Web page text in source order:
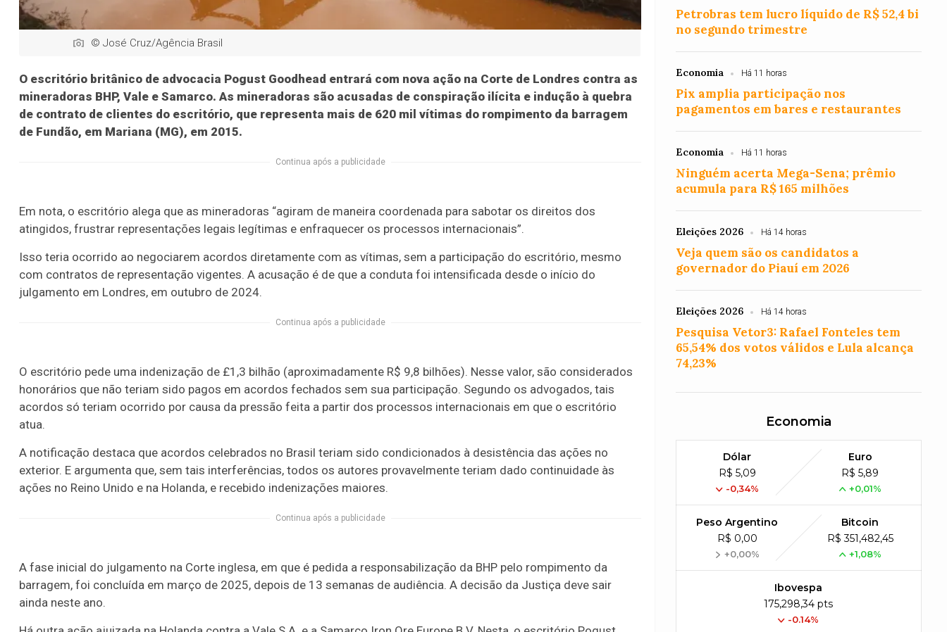
© José Cruz/Agência Brasil
O escritório britânico de advocacia Pogust Goodhead entrará com nova ação na Corte de Londres contra as
mineradoras BHP, Vale e Samarco. As mineradoras são acusadas de conspiração ilícita e indução à quebra
de contrato de clientes do escritório, que representa mais de 620 mil vítimas do rompimento da barragem
de Fundão, em Mariana (MG), em 2015.
Continua após a publicidade
Em nota, o escritório alega que as mineradoras “agiram de maneira coordenada para sabotar os direitos dos
atingidos, frustrar representações legais legítimas e enfraquecer os processos internacionais”.
Isso teria ocorrido ao negociarem acordos diretamente com as vítimas, sem a participação do escritório, mesmo
com contratos de representação vigentes. A acusação é de que a conduta foi intensificada desde o início do
julgamento em Londres, em outubro de 2024.
Continua após a publicidade
O escritório pede uma indenização de £1,3 bilhão (aproximadamente R$ 9,8 bilhões). Nesse valor, são considerados
honorários que não teriam sido pagos em acordos fechados sem sua participação. Segundo os advogados, tais
acordos só teriam ocorrido por causa da pressão feita a partir dos processos internacionais em que o escritório
atua.
A notificação destaca que acordos celebrados no Brasil teriam sido condicionados à desistência das ações no
exterior. E argumenta que, sem tais interferências, todos os autores provavelmente teriam dado continuidade às
ações no Reino Unido e na Holanda, e recebido indenizações maiores.
Continua após a publicidade
A fase inicial do julgamento na Corte inglesa, em que é pedida a responsabilização da BHP pelo rompimento da
barragem, foi concluída em março de 2025, depois de 13 semanas de audiência. A decisão da Justiça deve sair
ainda neste ano.
Petrobras tem lucro líquido de R$ 52,4 bi
no segundo trimestre
Economia Há 11 horas
Pix amplia participação nos
pagamentos em bares e restaurantes
Economia Há 11 horas
Ninguém acerta Mega-Sena; prêmio
acumula para R$ 165 milhões
Eleições 2026 Há 14 horas
Veja quem são os candidatos a
governador do Piauí em 2026
Eleições 2026 Há 14 horas
Pesquisa Vetor3: Rafael Fonteles tem
65,54% dos votos válidos e Lula alcança
74,23%
Economia
Dólar
R$ 5,09
-0,34%
Euro
R$ 5,89
+0,01%
Peso Argentino
R$ 0,00
+0,00%
Bitcoin
R$ 351,482,45
+1,08%
Ibovespa
175,298,34 pts
-0.14%